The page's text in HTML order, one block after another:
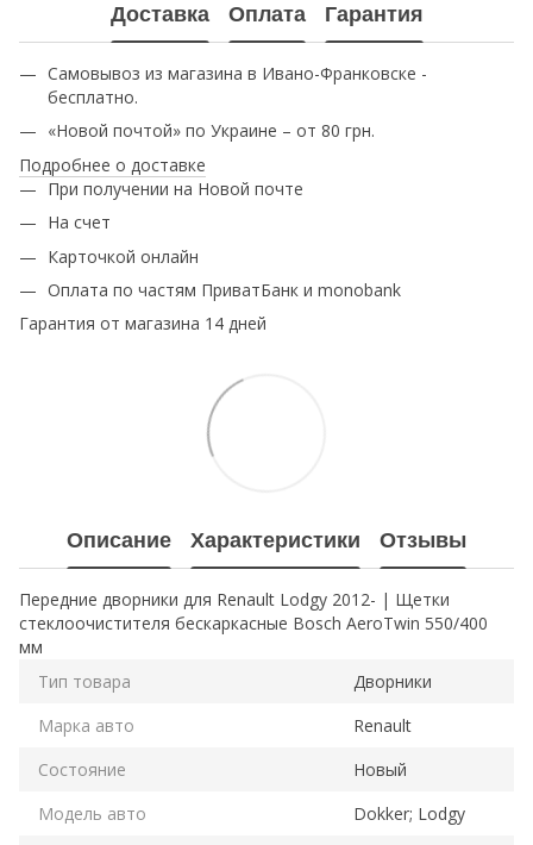
Доставка Оплата Гарантия
Самовывоз из магазина в Ивано-Франковске -
бесплатно.
«Новой почтой» по Украине – от 80 грн.
Подробнее о доставке
При получении на Новой почте
На счет
Карточкой онлайн
Оплата по частям ПриватБанк и monobank
Гарантия от магазина 14 дней
Описание Характеристики Отзывы
Передние дворники для Renault Lodgy 2012- | Щетки
стеклоочистителя бескаркасные Bosch AeroTwin 550/400
мм
Тип товара
Дворники
Марка авто
Renault
Состояние
Новый
Модель авто
Dokker; Lodgy